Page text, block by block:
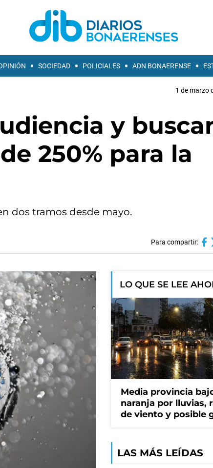
SOCIEDAD POLICIALES ADN BONAERENSE
1 de marzo
y
250% para la
dos tramos desde mayo.
Para compartir:
LO QUE SE LEE
Media provincia
naranja por lluvias,
de viento y posible
LAS MÁS LEÍDAS